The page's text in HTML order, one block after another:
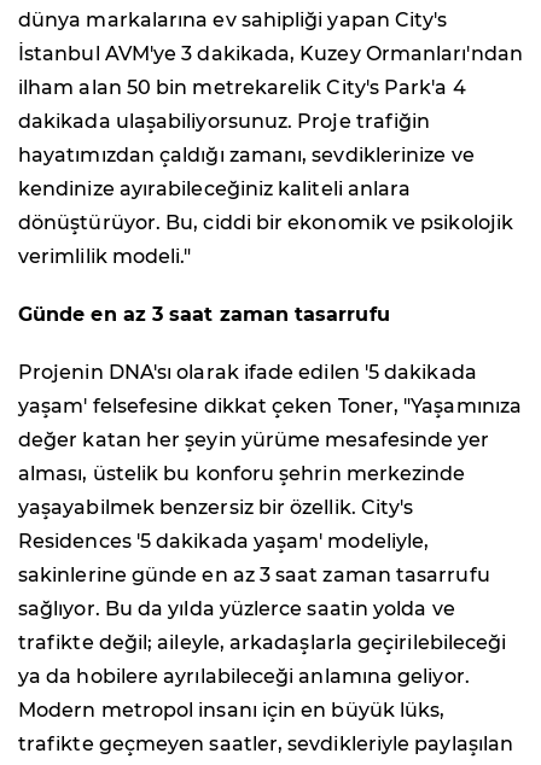
dünya markalarına ev sahipliği yapan City's
İstanbul AVM'ye 3 dakikada, Kuzey Ormanları'ndan
ilham alan 50 bin metrekarelik City's Park'a 4
dakikada ulaşabiliyorsunuz. Proje trafiğin
hayatımızdan çaldığı zamanı, sevdiklerinize ve
kendinize ayırabileceğiniz kaliteli anlara
dönüştürüyor. Bu, ciddi bir ekonomik ve psikolojik
verimlilik modeli."
Günde en az 3 saat zaman tasarrufu
Projenin DNA'sı olarak ifade edilen '5 dakikada
yaşam' felsefesine dikkat çeken Toner, "Yaşamınıza
değer katan her şeyin yürüme mesafesinde yer
alması, üstelik bu konforu şehrin merkezinde
yaşayabilmek benzersiz bir özellik. City's
Residences '5 dakikada yaşam' modeliyle,
sakinlerine günde en az 3 saat zaman tasarrufu
sağlıyor. Bu da yılda yüzlerce saatin yolda ve
trafikte değil; aileyle, arkadaşlarla geçirilebileceği
ya da hobilere ayrılabileceği anlamına geliyor.
Modern metropol insanı için en büyük lüks,
trafikte geçmeyen saatler, sevdikleriyle paylaşılan